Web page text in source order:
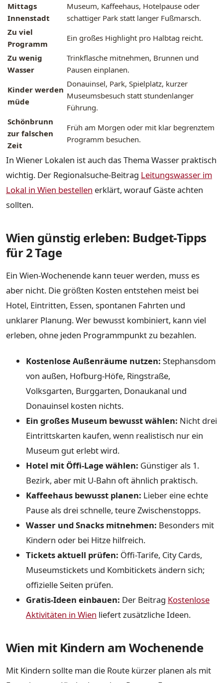
Mittags
Innenstadt
Museum, Kaffeehaus, Hotelpause oder
schattiger Park statt langer Fußmarsch.
Zu viel
Programm
Ein großes Highlight pro Halbtag reicht.
Zu wenig
Wasser
Trinkflasche mitnehmen, Brunnen und
Pausen einplanen.
Kinder werden
müde
Donauinsel, Park, Spielplatz, kurzer
Museumsbesuch statt stundenlanger
Führung.
Schönbrunn
zur falschen
Zeit
Früh am Morgen oder mit klar begrenztem
Programm besuchen.
In Wiener Lokalen ist auch das Thema Wasser praktisch
wichtig. Der Regionalsuche-Beitrag Leitungswasser im
Lokal in Wien bestellen erklärt, worauf Gäste achten
sollten.
Wien günstig erleben: Budget-Tipps
für 2 Tage
Ein Wien-Wochenende kann teuer werden, muss es
aber nicht. Die größten Kosten entstehen meist bei
Hotel, Eintritten, Essen, spontanen Fahrten und
unklarer Planung. Wer bewusst kombiniert, kann viel
erleben, ohne jeden Programmpunkt zu bezahlen.
Kostenlose Außenräume nutzen: Stephansdom
von außen, Hofburg-Höfe, Ringstraße,
Volksgarten, Burggarten, Donaukanal und
Donauinsel kosten nichts.
Ein großes Museum bewusst wählen: Nicht drei
Eintrittskarten kaufen, wenn realistisch nur ein
Museum gut erlebt wird.
Hotel mit Öffi-Lage wählen: Günstiger als 1.
Bezirk, aber mit U-Bahn oft ähnlich praktisch.
Kaffeehaus bewusst planen: Lieber eine echte
Pause als drei schnelle, teure Zwischenstopps.
Wasser und Snacks mitnehmen: Besonders mit
Kindern oder bei Hitze hilfreich.
Tickets aktuell prüfen: Öffi-Tarife, City Cards,
Museumstickets und Kombitickets ändern sich;
offizielle Seiten prüfen.
Gratis-Ideen einbauen: Der Beitrag Kostenlose
Aktivitäten in Wien liefert zusätzliche Ideen.
Wien mit Kindern am Wochenende
Mit Kindern sollte man die Route kürzer planen als mit